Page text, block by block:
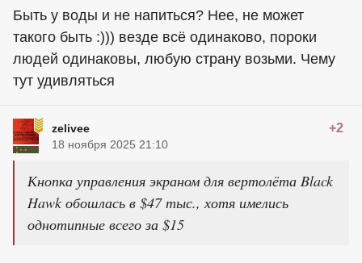
Быть у воды и не напиться? Нее, не может
такого быть :))) везде всё одинаково, пороки
людей одинаковы, любую страну возьми. Чему
тут удивляться
zelivee +2
18 ноября 2025 21:10
Кнопка управления экраном для вертолёта Black
Hawk обошлась в $47 тыс., хотя имелись
однотипные всего за $15